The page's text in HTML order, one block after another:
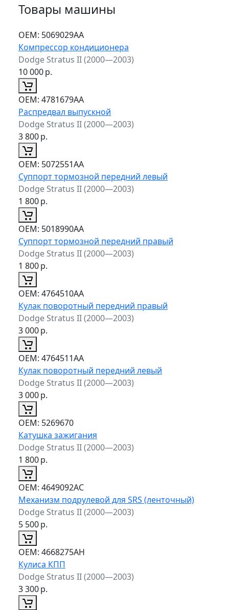
Товары машины
ОЕМ: 5069029AA
Компрессор кондиционера
Dodge Stratus II (2000—2003)
10 000р.
ОЕМ: 4781679AA
Распредвал выпускной
Dodge Stratus II (2000—2003)
3 800р.
ОЕМ: 5072551AA
Суппорт тормозной передний левый
Dodge Stratus II (2000—2003)
1 800р.
ОЕМ: 5018990AA
Суппорт тормозной передний правый
Dodge Stratus II (2000—2003)
1 800р.
ОЕМ: 4764510AA
Кулак поворотный передний правый
Dodge Stratus II (2000—2003)
3 000р.
ОЕМ: 4764511AA
Кулак поворотный передний левый
Dodge Stratus II (2000—2003)
3 000р.
ОЕМ: 5269670
Катушка зажигания
Dodge Stratus II (2000—2003)
1 800р.
ОЕМ: 4649092AC
Механизм подрулевой для SRS (ленточный)
Dodge Stratus II (2000—2003)
5 500р.
ОЕМ: 4668275AH
Кулиса КПП
Dodge Stratus II (2000—2003)
3 300р.